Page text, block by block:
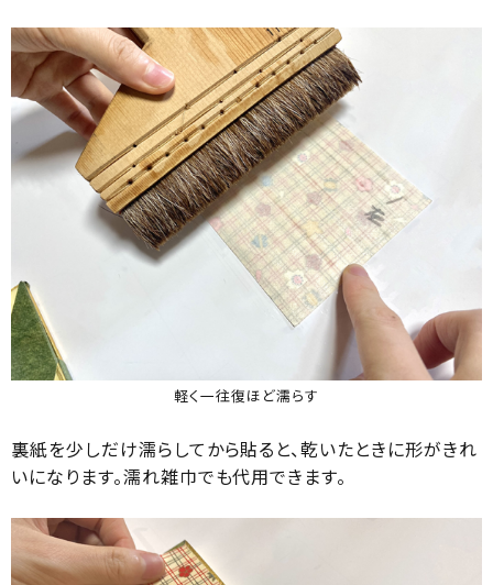
軽く一往復ほど濡らす
裏紙を少しだけ濡らしてから貼ると、乾いたときに形がきれ
いになります。濡れ雑巾でも代用できます。